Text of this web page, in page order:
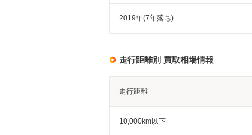
2019年(7年落ち)
走行距離別 買取相場情報
走行距離
10,000km以下